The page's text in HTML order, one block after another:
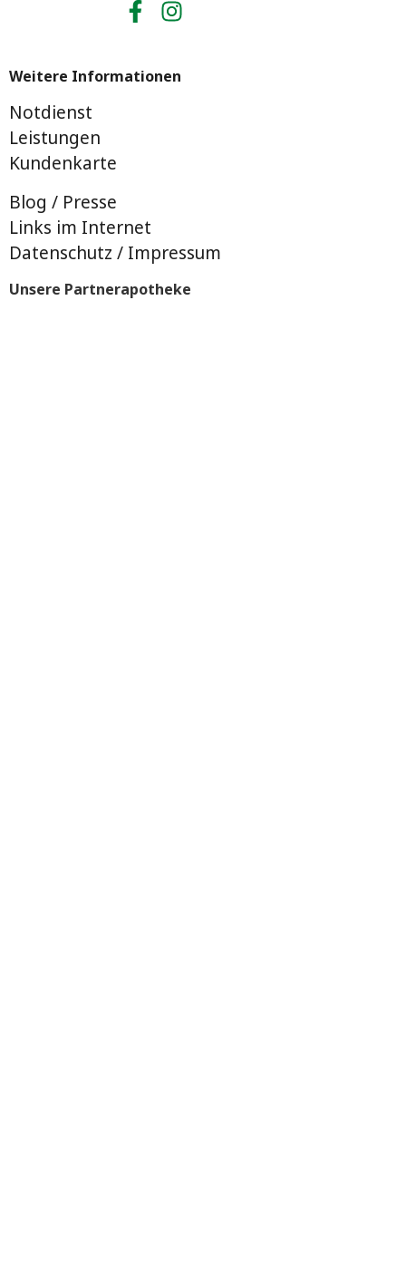
Weitere Informationen
Notdienst
Leistungen
Kundenkarte
Blog / Presse
Links im Internet
Datenschutz / Impressum
Unsere Partnerapotheke